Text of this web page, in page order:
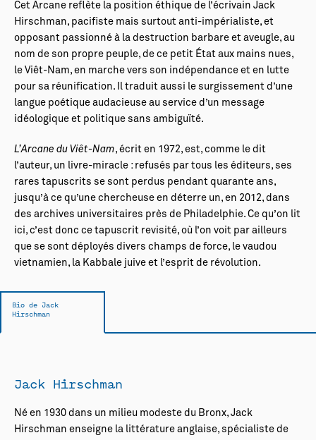
Cet Arcane reflète la position éthique de l’écrivain Jack
Hirschman, pacifiste mais surtout anti-impérialiste, et
opposant passionné à la destruction barbare et aveugle, au
nom de son propre peuple, de ce petit État aux mains nues,
le Viêt-Nam, en marche vers son indépendance et en lutte
pour sa réunification. Il traduit aussi le surgissement d’une
langue poétique audacieuse au service d’un message
idéologique et politique sans ambiguïté.
L’Arcane du Viêt-Nam, écrit en 1972, est, comme le dit
l’auteur, un livre-miracle : refusés par tous les éditeurs, ses
rares tapuscrits se sont perdus pendant quarante ans,
jusqu’à ce qu’une chercheuse en déterre un, en 2012, dans
des archives universitaires près de Philadelphie. Ce qu’on lit
ici, c’est donc ce tapuscrit revisité, où l’on voit par ailleurs
que se sont déployés divers champs de force, le vaudou
vietnamien, la Kabbale juive et l’esprit de révolution.
Bio de Jack
Hirschman
Jack Hirschman
Né en 1930 dans un milieu modeste du Bronx, Jack
Hirschman enseigne la littérature anglaise, spécialiste de